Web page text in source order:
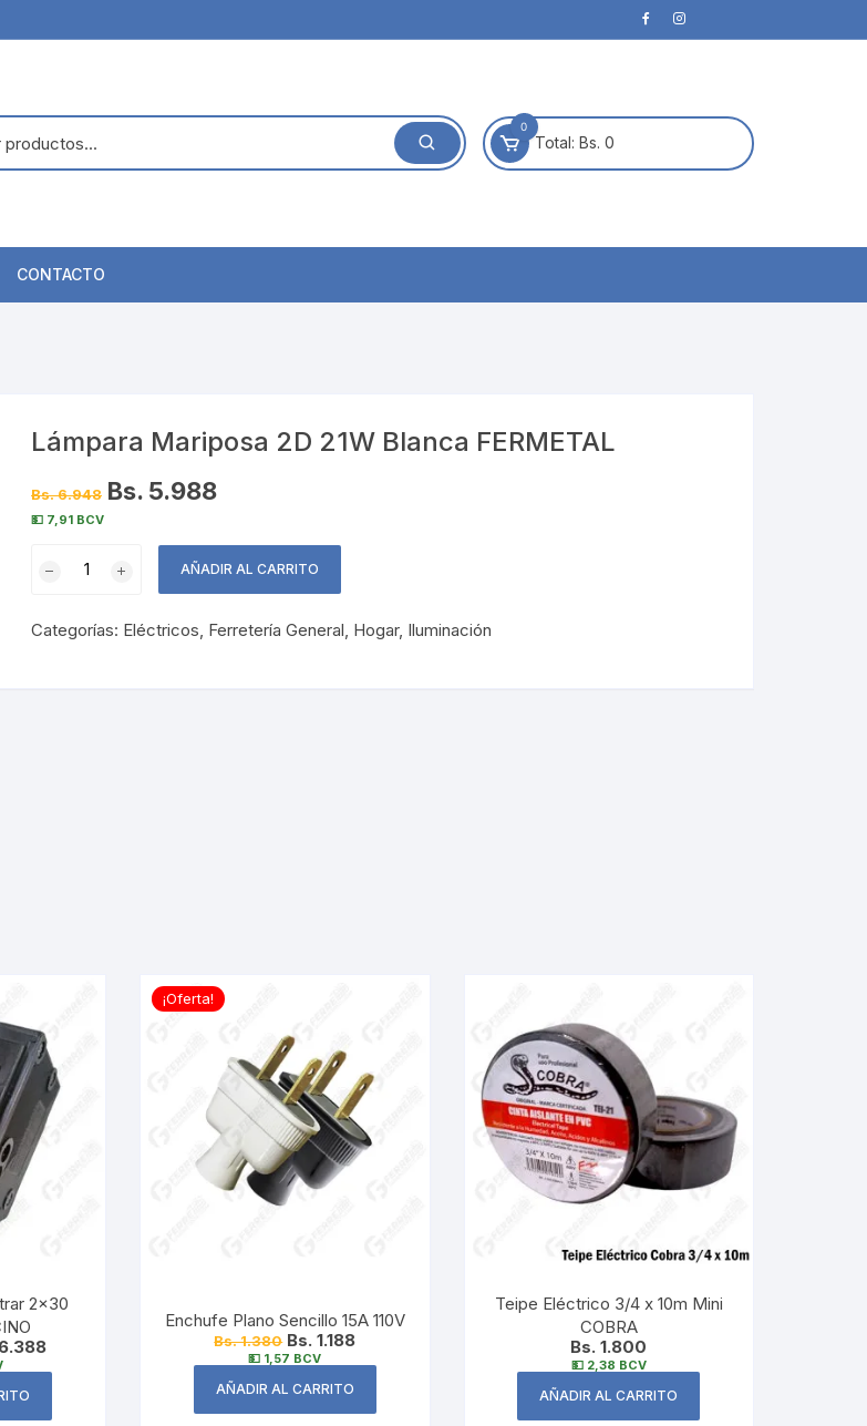
0
Total: Bs. 0
CONTACTO
Lámpara Mariposa 2D 21W Blanca FERMETAL
Bs. 6.948 Bs. 5.988
💵 7,91 BCV
Mariposa
21W
AÑADIR AL CARRITO
Categorías: Eléctricos, Ferretería General, Hogar, Iluminación
2×30
¡Oferta!
Enchufe Plano Sencillo 15A 110V
Bs. 1.380Bs. 1.188
💵 1,57 BCV
AÑADIR AL CARRITO
Teipe Eléctrico 3/4 x 10m Mini
COBRA
Bs. 1.800
💵 2,38 BCV
AÑADIR AL CARRITO